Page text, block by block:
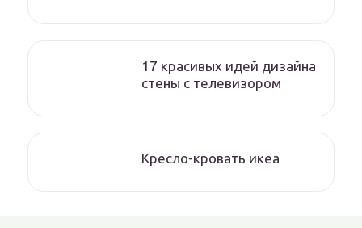
17 красивых идей дизайна
стены с телевизором
Кресло-кровать икеа